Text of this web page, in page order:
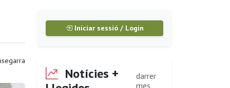
Iniciar sessió / Login
Notícies +
darrer
mes